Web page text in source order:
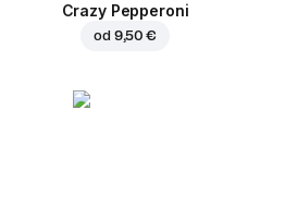
Crazy Pepperoni
od 9,50 €